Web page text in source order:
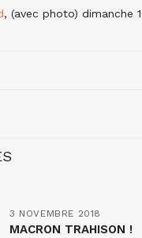
, (avec photo) dimanche
3 NOVEMBRE 2018
MACRON TRAHISON !